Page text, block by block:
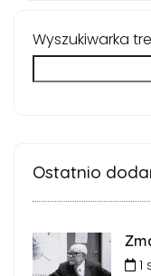
Wyszukiwarka
Ostatnio
1